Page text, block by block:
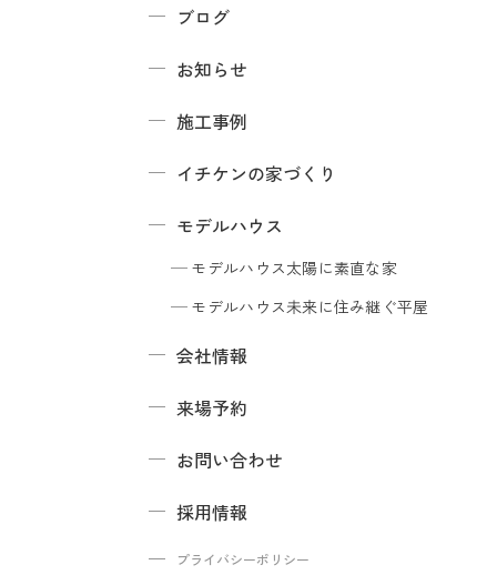
ブログ
お知らせ
施工事例
イチケンの家づくり
モデルハウス
モデルハウス太陽に素直な家
モデルハウス未来に住み継ぐ平屋
会社情報
来場予約
お問い合わせ
採用情報
プライバシーポリシー